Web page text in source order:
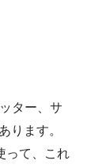
ター、サ
ります。
って、これ